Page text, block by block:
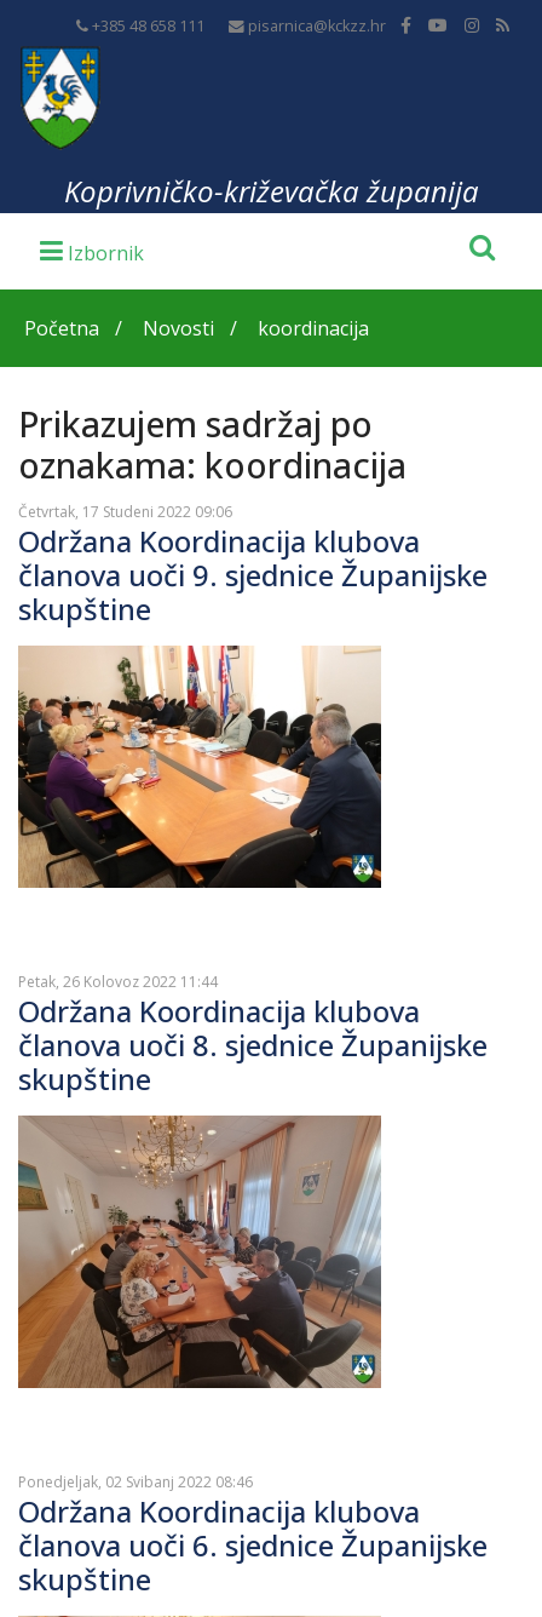
+385 48 658 111 pisarnica@kckzz.hr
Koprivničko-križevačka županija
Početna Novosti koordinacija
Prikazujem sadržaj po
oznakama: koordinacija
Četvrtak, 17 Studeni 2022 09:06
Održana Koordinacija klubova
članova uoči 9. sjednice Županijske
skupštine
Petak, 26 Kolovoz 2022 11:44
Održana Koordinacija klubova
članova uoči 8. sjednice Županijske
skupštine
Ponedjeljak, 02 Svibanj 2022 08:46
Održana Koordinacija klubova
članova uoči 6. sjednice Županijske
skupštine